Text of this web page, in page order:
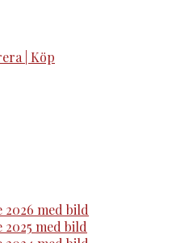
| Köp
2026 med bild
med bild